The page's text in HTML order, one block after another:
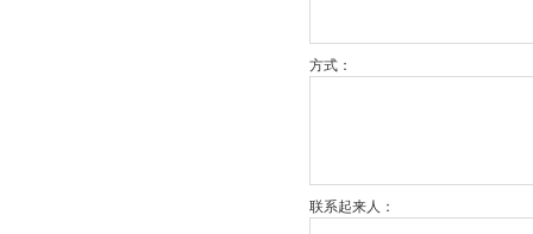
方式：
联系起来人：